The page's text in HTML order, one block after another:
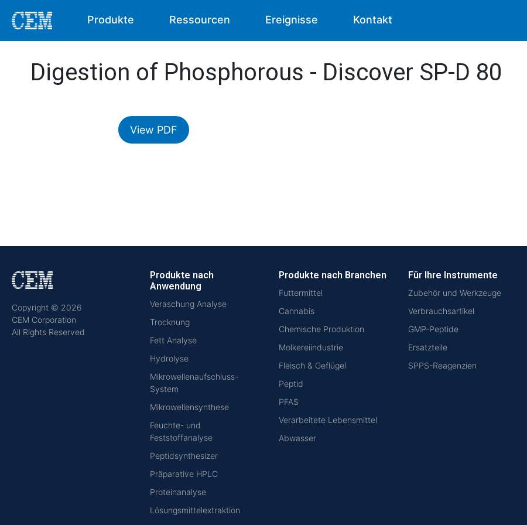
Produkte Ressourcen Ereignisse Kontakt
Digestion of Phosphorous - Discover SP-D 80
View PDF
Copyright © 2026
CEM Corporation
All Rights Reserved
Produkte nach
Anwendung
Veraschung Analyse
Trocknung
Fett Analyse
Hydrolyse
Mikrowellenaufschluss-
System
Mikrowellensynthese
Feuchte- und
Feststoffanalyse
Peptidsynthesizer
Präparative HPLC
Proteinanalyse
Lösungsmittelextraktion
Produkte nach Branchen
Futtermittel
Cannabis
Chemische Produktion
Molkereiindustrie
Fleisch & Geflügel
Peptid
PFAS
Verarbeitete Lebensmittel
Abwasser
Für Ihre Instrumente
Zubehör und Werkzeuge
Verbrauchsartikel
GMP-Peptide
Ersatzteile
SPPS-Reagenzien